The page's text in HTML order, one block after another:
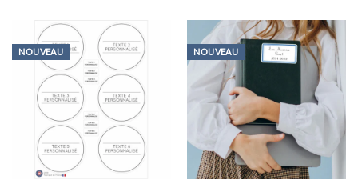
NOUVEAU NOUVEAU